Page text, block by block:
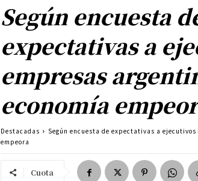
Según encuesta
expectativas a
empresas
economía
Destacadas
Según encuesta de expectativas a
empeora
Cuota